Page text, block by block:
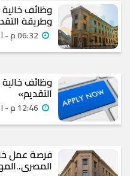
وظائف
وطريقة
وظائف
التقديم»
فرصة عمل